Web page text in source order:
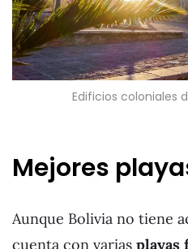
Edificios coloniales
Mejores
Aunque Bolivia no tiene
cuenta con varias playas